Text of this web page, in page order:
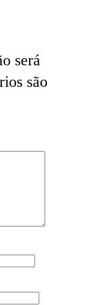
será
são